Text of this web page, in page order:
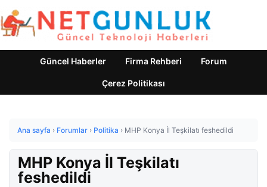
Güncel Haberler Firma Rehberi Forum
Çerez Politikası
Ana sayfa › Forumlar › Politika › MHP Konya İl Teşkilatı feshedildi
MHP Konya İl Teşkilatı
feshedildi